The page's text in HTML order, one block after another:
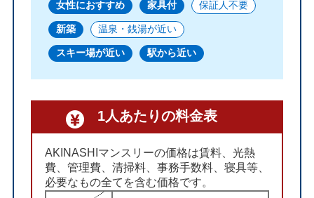
女性におすすめ 家具付 保証人不要
新築 温泉・銭湯が近い
スキー場が近い 駅から近い
1人あたりの料金表
AKINASHIマンスリーの価格は賃料、光熱
費、管理費、清掃料、事務手数料、寝具等、
必要なもの全てを含む価格です。